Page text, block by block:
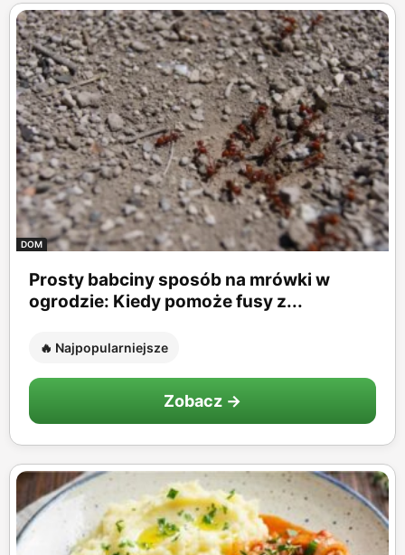
DOM
Prosty babciny sposób na mrówki w
ogrodzie: Kiedy pomoże fusy z...
🔥 Najpopularniejsze
Zobacz →